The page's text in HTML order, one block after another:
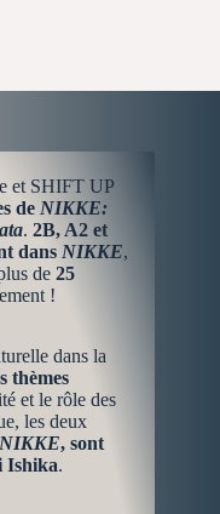
et SHIFT UP
de NIKKE:
. 2B, A2 et
dans NIKKE,
de 25
!
dans la
thèmes
et le rôle des
les deux
NIKKE, sont
Ishika.